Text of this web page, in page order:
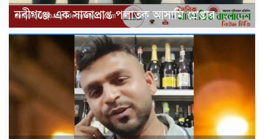
‎নবীগঞ্জে এক সাজাপ্রাপ্ত পলাতক আসামি গ্রেপ্তার